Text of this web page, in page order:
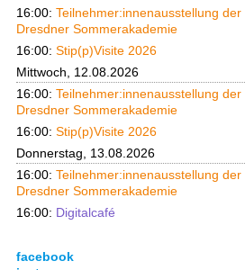
16:00: Teilnehmer:innenausstellung
Dresdner Sommerakademie
16:00: Stip(p)Visite 2026
Mittwoch, 12.08.2026
16:00: Teilnehmer:innenausstellung
Dresdner Sommerakademie
16:00: Stip(p)Visite 2026
Donnerstag, 13.08.2026
16:00: Teilnehmer:innenausstellung
Dresdner Sommerakademie
16:00: Digitalcafé
facebook